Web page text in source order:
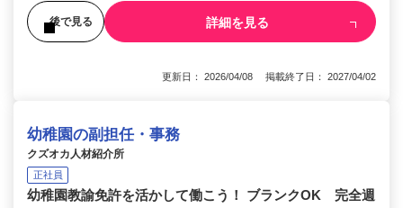
後で見る 詳細を見る
更新日： 2026/04/08 掲載終了日： 2027/04/02
幼稚園の副担任・事務
クズオカ人材紹介所
正社員
幼稚園教諭免許を活かして働こう！ ブランクOK 完全週